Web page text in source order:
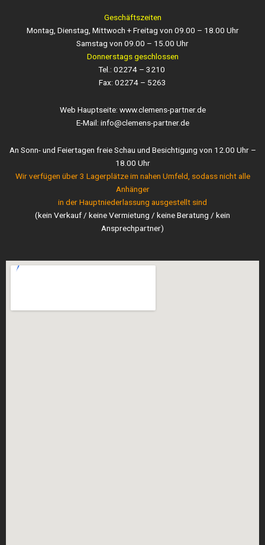
Geschäftszeiten
Montag, Dienstag, Mittwoch + Freitag von 09.00 – 18.00 Uhr
Samstag von 09.00 – 15.00 Uhr
Donnerstags geschlossen
Tel.: 02274 – 3210
Fax: 02274 – 5263
Web Hauptseite: www.clemens-partner.de
E-Mail: info@clemens-partner.de
An Sonn- und Feiertagen freie Schau und Besichtigung von 12.00 Uhr –
18.00 Uhr
Wir verfügen über 3 Lagerplätze im nahen Umfeld, sodass nicht alle
Anhänger
in der Hauptniederlassung ausgestellt sind
(kein Verkauf / keine Vermietung / keine Beratung / kein
Ansprechpartner)